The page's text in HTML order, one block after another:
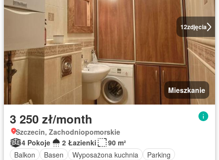
12zdjęcia
Mieszkanie
3 250 zł/month
Szczecin, Zachodniopomorskie
4 Pokoje
2 Łazienki
90 m²
Balkon
Basen Wyposażona kuchnia Parking